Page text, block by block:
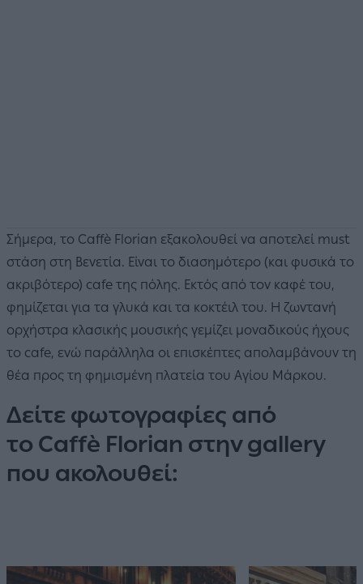
Σήμερα, το Caffè Florian εξακολουθεί να αποτελεί must
στάση στη Βενετία. Είναι το διασημότερο (και φυσικά το
ακριβότερο) cafe της πόλης. Εκτός από τον καφέ του,
φημίζεται για τα γλυκά και τα κοκτέιλ του. Η ζωντανή
ορχήστρα κλασικής μουσικής γεμίζει μοναδικούς ήχους
το cafe, ενώ παράλληλα οι επισκέπτες απολαμβάνουν τη
θέα προς τη φημισμένη πλατεία του Αγίου Μάρκου.
Δείτε φωτογραφίες από
το Caffè Florian στην gallery
που ακολουθεί: